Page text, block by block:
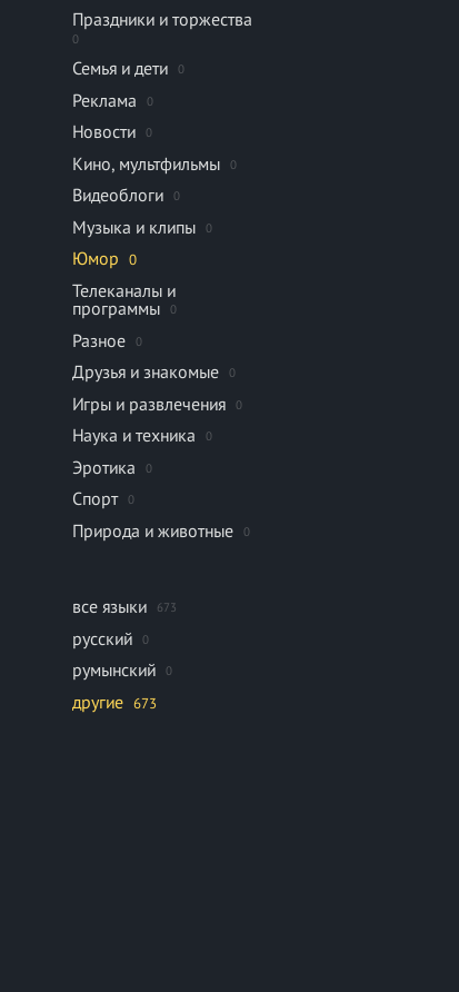
Праздники и торжества
0
Семья и дети 0
Реклама 0
Новости 0
Кино, мультфильмы 0
Видеоблоги 0
Музыка и клипы 0
Юмор 0
Телеканалы и
программы
0
Разное 0
Друзья и знакомые 0
Игры и развлечения 0
Наука и техника 0
Эротика 0
Спорт 0
Природа и животные 0
все языки 673
русский 0
румынский 0
другие 673